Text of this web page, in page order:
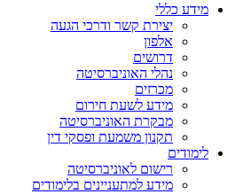
מידע כללי
יצירת קשר ודרכי הגעה
אלפון
דרושים
נהלי האוניברסיטה
מכרזים
מידע לשעת חירום
מבקרת האוניברסיטה
תקנון משמעת ופסקי דין
לימודים
רישום לאוניברסיטה
מידע למתעניינים בלימודים